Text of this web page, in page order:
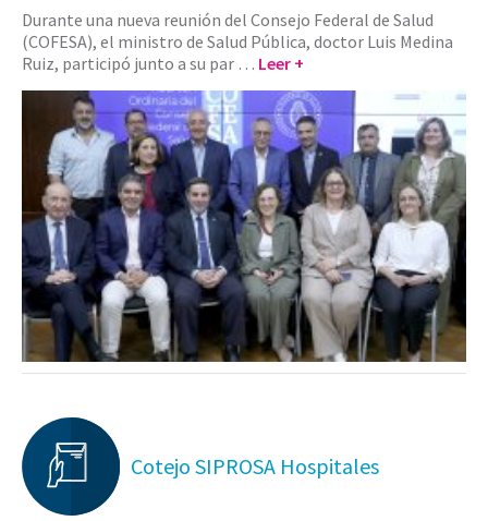
Durante una nueva reunión del Consejo Federal de Salud
(COFESA), el ministro de Salud Pública, doctor Luis Medina
Ruiz, participó junto a su par … Leer +
Cotejo SIPROSA Hospitales